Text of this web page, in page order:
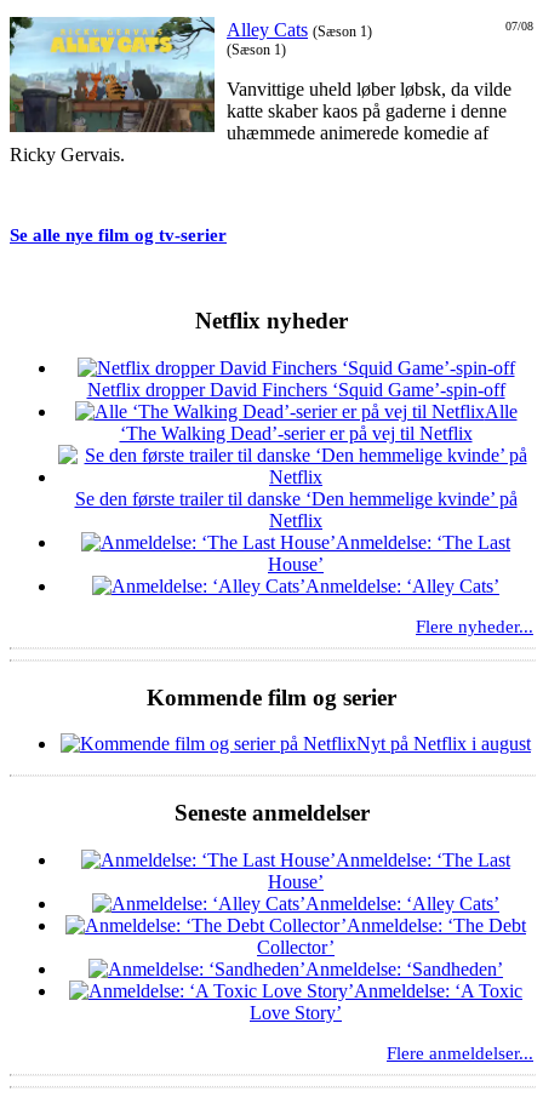
07/08
Alley Cats (Sæson 1)
(Sæson 1)
Vanvittige uheld løber løbsk, da vilde
katte skaber kaos på gaderne i denne
uhæmmede animerede komedie af
Ricky Gervais.
Se alle nye film og tv-serier
Netflix nyheder
Netflix dropper David Finchers ‘Squid Game’-spin-off
Alle
‘The Walking Dead’-serier er på vej til Netflix
Se den første trailer til danske ‘Den hemmelige kvinde’ på
Netflix
Anmeldelse: ‘The Last
House’
Anmeldelse: ‘Alley Cats’
Flere nyheder...
Kommende film og serier
Nyt på Netflix i august
Seneste anmeldelser
Anmeldelse: ‘The Last
House’
Anmeldelse: ‘Alley Cats’
Anmeldelse: ‘The Debt
Collector’
Anmeldelse: ‘Sandheden’
Anmeldelse: ‘A Toxic
Love Story’
Flere anmeldelser...